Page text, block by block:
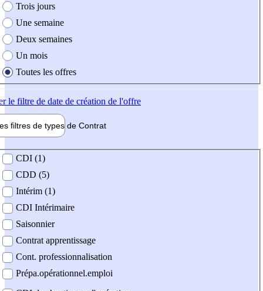
Trois jours
Une semaine
Deux semaines
Un mois
Toutes les offres
le filtre de date de création de l'offre
filtres de types de Contrat
contrat
CDI (1)
CDD (5)
Intérim (1)
CDI Intérimaire
Saisonnier
Contrat apprentissage
Cont. professionnalisation
Prépa.opérationnel.emploi